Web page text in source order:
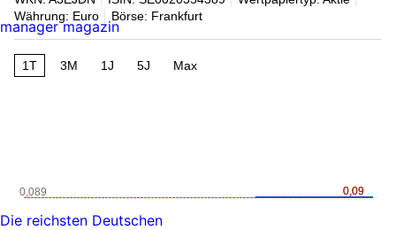
Währung: Euro
Börse: Frankfurt
1T 3M 1J 5J Max
0,09
0,09
0,089
manager magazin
Die reichsten Deutschen